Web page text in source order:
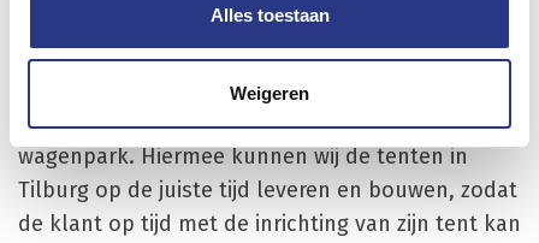
Alles toestaan
Weigeren
Transport en leveren van
tenten in Tilburg
Rinico Tentenverhuur beschikt over een eigen
wagenpark. Hiermee kunnen wij de tenten in
Tilburg op de juiste tijd leveren en bouwen, zodat
de klant op tijd met de inrichting van zijn tent kan